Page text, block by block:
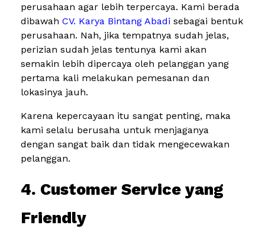
perusahaan agar lebih terpercaya. Kami berada
dibawah CV. Karya Bintang Abadi sebagai bentuk
perusahaan. Nah, jika tempatnya sudah jelas,
perizian sudah jelas tentunya kami akan
semakin lebih dipercaya oleh pelanggan yang
pertama kali melakukan pemesanan dan
lokasinya jauh.
Karena kepercayaan itu sangat penting, maka
kami selalu berusaha untuk menjaganya
dengan sangat baik dan tidak mengecewakan
pelanggan.
4. Customer Service yang
Friendly